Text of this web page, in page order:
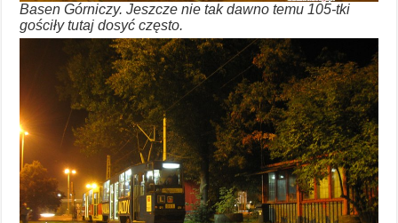
Basen Górniczy. Jeszcze nie tak dawno temu 105-tki
gościły tutaj dosyć często.